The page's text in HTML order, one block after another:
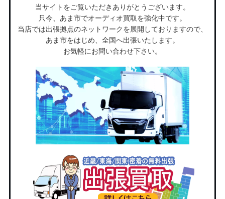
当サイトをご覧いただきありがとうございます。
只今、あま市でオーディオ買取を強化中です。
当店では出張拠点のネットワークを展開しておりますので、
あま市をはじめ、全国へ出張いたします。
お気軽にお問い合わせ下さい。